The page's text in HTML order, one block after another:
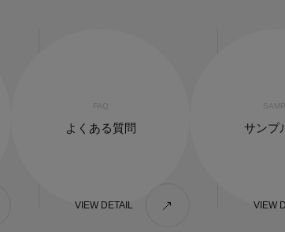
FAQ
よくある質問
VIEW DETAIL
サンプ
VIEW